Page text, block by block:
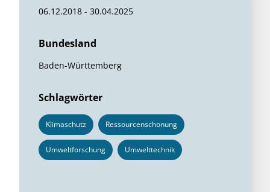
06.12.2018 - 30.04.2025
Bundesland
Baden-Württemberg
Schlagwörter
Klimaschutz Ressourcenschonung
Umweltforschung Umwelttechnik